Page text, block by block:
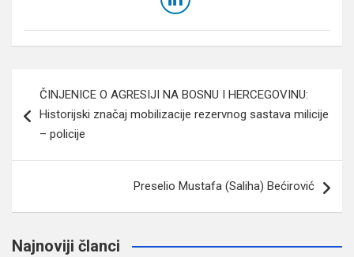
članaka
ČINJENICE O AGRESIJI NA BOSNU I HERCEGOVINU:
Historijski značaj mobilizacije rezervnog sastava milicije
– policije
Preselio Mustafa (Saliha) Bećirović
Najnoviji članci